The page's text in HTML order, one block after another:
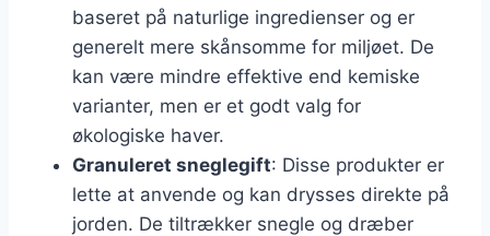
baseret på naturlige ingredienser og er
generelt mere skånsomme for miljøet. De
kan være mindre effektive end kemiske
varianter, men er et godt valg for
økologiske haver.
Granuleret sneglegift: Disse produkter er
lette at anvende og kan drysses direkte på
jorden. De tiltrækker snegle og dræber